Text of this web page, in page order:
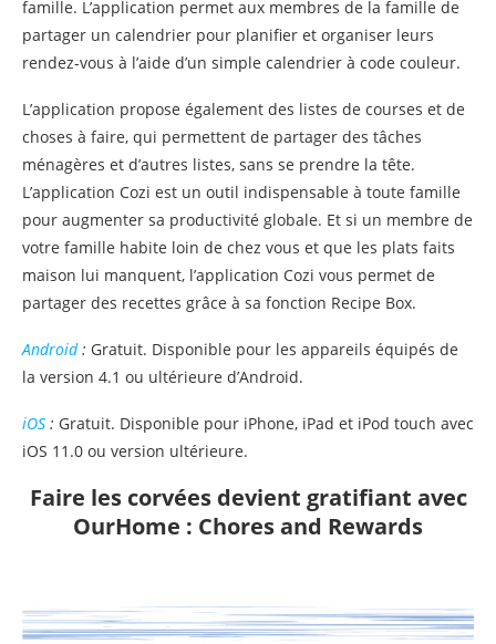
famille. L’application permet aux membres de la famille de
partager un calendrier pour planifier et organiser leurs
rendez-vous à l’aide d’un simple calendrier à code couleur.
L’application propose également des listes de courses et de
choses à faire, qui permettent de partager des tâches
ménagères et d’autres listes, sans se prendre la tête.
L’application Cozi est un outil indispensable à toute famille
pour augmenter sa productivité globale. Et si un membre de
votre famille habite loin de chez vous et que les plats faits
maison lui manquent, l’application Cozi vous permet de
partager des recettes grâce à sa fonction Recipe Box.
Android: Gratuit. Disponible pour les appareils équipés de
la version 4.1 ou ultérieure d’Android.
iOS : Gratuit. Disponible pour iPhone, iPad et iPod touch avec
iOS 11.0 ou version ultérieure.
Faire les corvées devient gratifiant avec
OurHome : Chores and Rewards